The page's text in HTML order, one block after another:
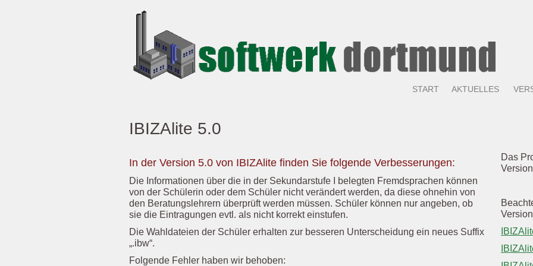
START AKTUELLES
IBIZAlite 5.0
In der Version 5.0 von IBIZAlite finden Sie folgende Verbesserungen:
Die Informationen über die in der Sekundarstufe I belegten Fremdsprachen können
von der Schülerin oder dem Schüler nicht verändert werden, da diese ohnehin von
den Beratungslehrern überprüft werden müssen. Schüler können nur angeben, ob
sie die Eintragungen evtl. als nicht korrekt einstufen.
Die Wahldateien der Schüler erhalten zur besseren Unterscheidung ein neues Suffix
„.ibw“.
Folgende Fehler haben wir behoben:
Das